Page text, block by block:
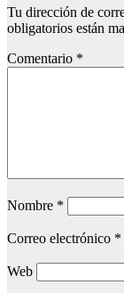
Tu dirección de
obligatorios están
Comentario *
Nombre *
Correo electrónico *
Web